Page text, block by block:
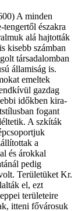
A minden
északra
alá hajtották
kisebb számban
társadalomban
államiság is.
emeltek
gazdag
időkben ­kira­
­fogant
A szkíták
a
és árokkal
pedig
Területüket Kr.
el, ezt
területeire
itteni ­fővárosuk